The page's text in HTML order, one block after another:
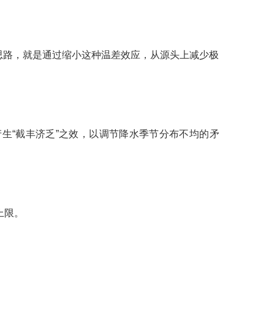
，就是通过缩小这种温差效应，从源头上减少极
“截丰济乏”之效，以调节降水季节分布不均的矛
。